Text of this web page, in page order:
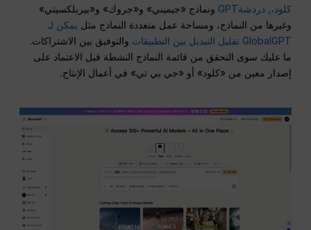
كلود،, دردشةGPT
ونماذج «جيميني» و«جروك» و«بيربلكسيتي»
وغيرها من النماذج، ومساحة عمل متعددة النماذج مثل يمكن لـ
GlobalGPT تقليل التبديل بين التطبيقات
والتوفيق بين الاشتراكات.
ما عليك سوى التحقق من قائمة النماذج النشطة قبل الاعتماد على
إصدار معين من «كلود» أو «جي بي تي» في أعمال الإنتاج.